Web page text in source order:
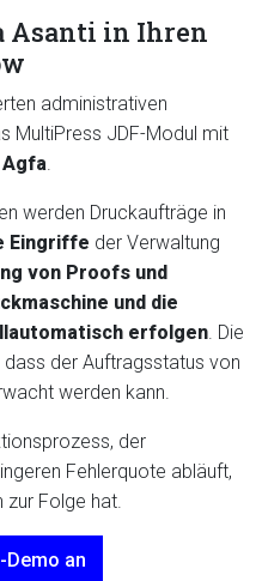
Asanti in Ihren
administrativen
MultiPress JDF-Modul mit
Agfa.
werden Druckaufträge in
Eingriffe der Verwaltung
von Proofs und
und die
erfolgen. Die
der Auftragsstatus von
werden kann.
der
Fehlerquote abläuft,
zur Folge hat.
Demo an